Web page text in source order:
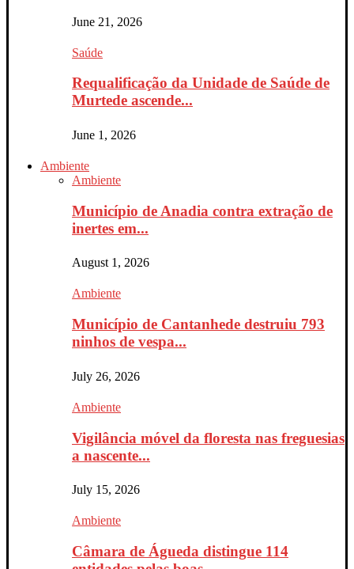
June 21, 2026
Saúde
Requalificação da Unidade de Saúde de
Murtede ascende...
June 1, 2026
Ambiente
Ambiente
Município de Anadia contra extração de
inertes em...
August 1, 2026
Ambiente
Município de Cantanhede destruiu 793
ninhos de vespa...
July 26, 2026
Ambiente
Vigilância móvel da floresta nas freguesias
a nascente...
July 15, 2026
Ambiente
Câmara de Águeda distingue 114